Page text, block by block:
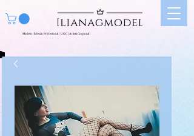
Modelo | Edecán Profesional | UGC | Artista Corporal |